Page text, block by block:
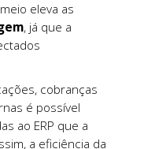
eleva as
, já que a
cobranças
é possível
ao ERP que a
a eficiência da